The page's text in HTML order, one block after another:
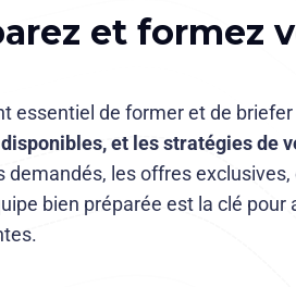
et formez
essentiel de former et de
et les stratégies de
demandés, les offres
bien préparée est la clé